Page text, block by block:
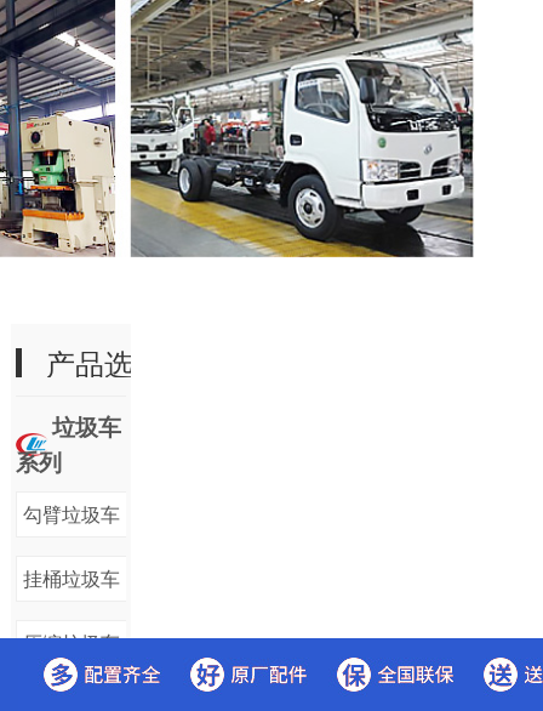
产品选
择
垃圾车
系列
勾臂垃圾车
挂桶垃圾车
压缩垃圾车